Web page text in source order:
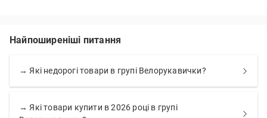
Найпоширеніші питання
→ Які недорогі товари в групі Велорукавички?
→ Які товари купити в 2026 році в групі